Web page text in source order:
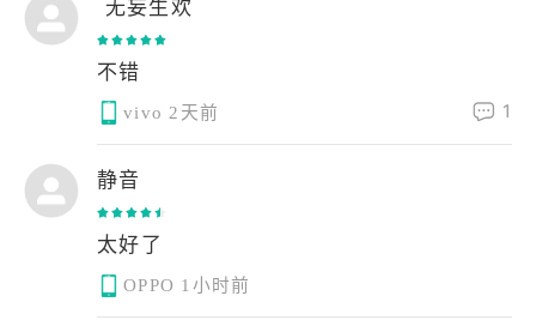
⁫⁬⁠⁮⁢无妄生欢
不错
vivo 2天前 1
静音
太好了
OPPO 1小时前